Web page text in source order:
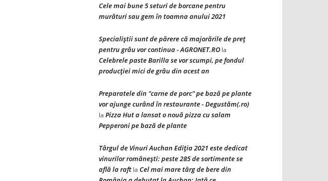
Cele mai bune 5 seturi de borcane pentru
murături sau gem în toamna anului 2021
Specialiștii sunt de părere că majorările de preț
pentru grâu vor continua - AGRONET.RO la
Celebrele paste Barilla se vor scumpi, pe fondul
producției mici de grâu din acest an
Preparatele din "carne de porc" pe bază pe plante
vor ajunge curând în restaurante - Degustăm(.ro)
la Pizza Hut a lansat o nouă pizza cu salam
Pepperoni pe bază de plante
Târgul de Vinuri Auchan Ediţia 2021 este dedicat
vinurilor româneşti: peste 285 de sortimente se
află la raft la Cel mai mare târg de bere din